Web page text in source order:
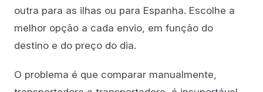
outra para as ilhas ou para Espanha. Escolhe a
melhor opção a cada envio, em função do
destino e do preço do dia.
O problema é que comparar manualmente,